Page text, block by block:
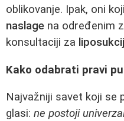
oblikovanje. Ipak, oni
naslage na određenim
konsultaciji za
Kako odabrati pravi
Najvažniji savet koji se
glasi: ne postoji